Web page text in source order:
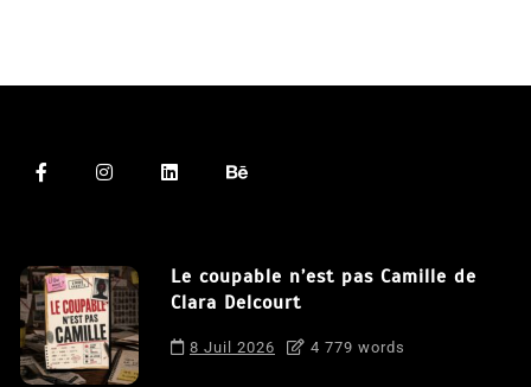
Le coupable n’est pas Camille de
Clara Delcourt
8 Juil 2026 4 779 words